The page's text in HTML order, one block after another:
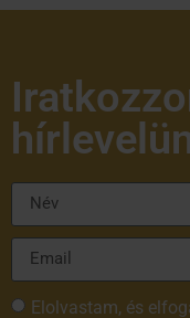
Elolvastam, és